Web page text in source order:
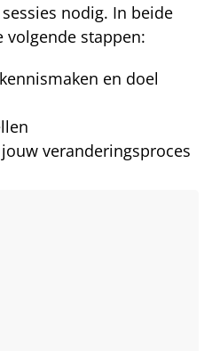
nodig. In beide
volgende stappen:
en doel
veranderingsproces